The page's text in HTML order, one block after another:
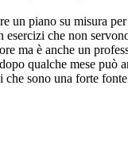
un piano su misura
esercizi che non
ma è anche un
qualche mese
sono una forte